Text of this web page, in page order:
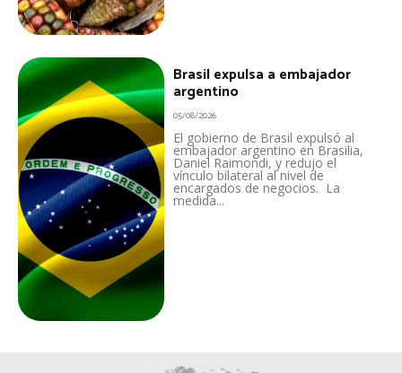
Brasil expulsa a embajador
argentino
05/08/2026
El gobierno de Brasil expulsó al
embajador argentino en Brasilia,
Daniel Raimondi, y redujo el
vínculo bilateral al nivel de
encargados de negocios. La
medida...